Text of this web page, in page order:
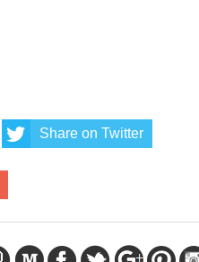
Share on Twitter